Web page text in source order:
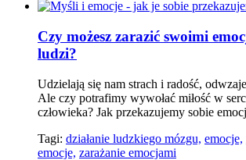
Czy możesz zarazić swoimi
ludzi?
Udzielają się nam strach i radość,
Ale czy potrafimy wywołać miłość w
człowieka? Jak przekazujemy sobie
Tagi: działanie ludzkiego mózgu, emocje,
emocje, zarażanie emocjami